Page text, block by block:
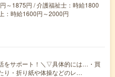
～1875円 / 介護福祉士：時給1800
：時給1600円～2000円
をサポート！＼▽具体的には…・買
り・折り紙や体操などのレ…